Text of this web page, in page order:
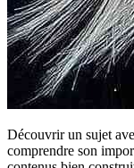
Découvrir un sujet
comprendre son